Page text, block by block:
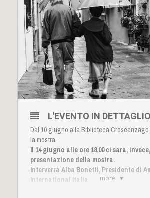
more
L'EVENTO IN DETTAGLIO
Dal 10 giugno alla Biblioteca
la mostra.
Il 14 giugno alle ore 18.00 ci sarà,
presentazione della mostra.
Interverrà Alba Bonetti, Presidente di
International Italia